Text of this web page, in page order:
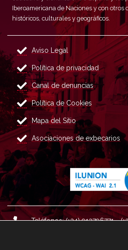
Iberoamericana de Naciones y con otros
históricos, culturales y geográficos.
Aviso Legal
Política de privacidad
Canal de denuncias
Política de Cookies
Mapa del Sitio
Asociaciones de exbecarios
Teléfonos: (+34) 913796771 -